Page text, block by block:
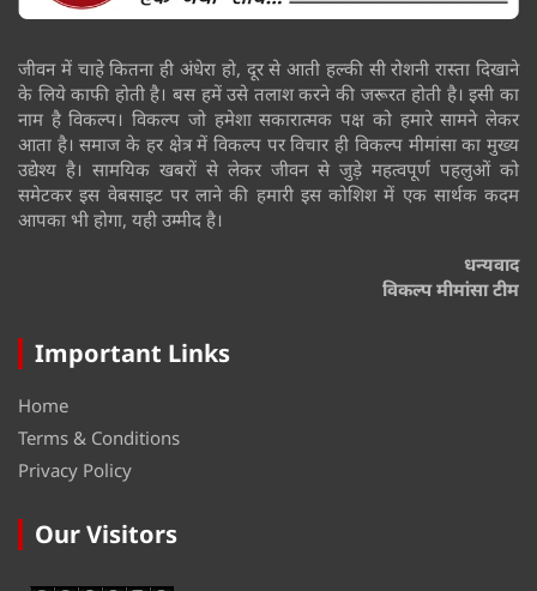
जीवन में चाहे कितना ही अंधेरा हो, दूर से आती हल्की सी रोशनी रास्ता दिखाने
के लिये काफी होती है। बस हमें उसे तलाश करने की जरूरत होती है। इसी का
नाम है विकल्प। विकल्प जो हमेशा सकारात्मक पक्ष को हमारे सामने लेकर
आता है। समाज के हर क्षेत्र में विकल्प पर विचार ही विकल्प मीमांसा का मुख्य
उद्येश्य है। सामयिक खबरों से लेकर जीवन से जुड़े महत्वपूर्ण पहलुओं को
समेटकर इस वेबसाइट पर लाने की हमारी इस कोशिश में एक सार्थक कदम
आपका भी होगा, यही उम्मीद है।
धन्यवाद
विकल्प मीमांसा टीम
Important Links
Home
Terms & Conditions
Privacy Policy
Our Visitors